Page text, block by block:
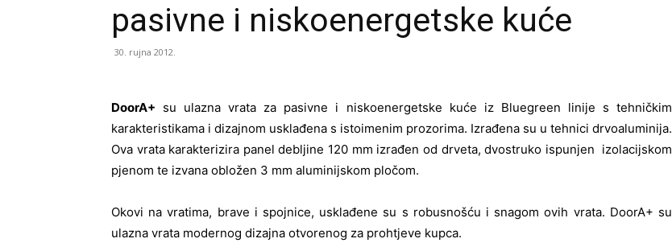
pasivne i niskoenergetske kuće
30. rujna 2012.
DoorA+ su ulazna vrata za pasivne i niskoenergetske kuće iz Bluegreen linije s tehničkim
karakteristikama i dizajnom usklađena s istoimenim prozorima. Izrađena su u tehnici drvoaluminija.
Ova vrata karakterizira panel debljine 120 mm izrađen od drveta, dvostruko ispunjen izolacijskom
pjenom te izvana obložen 3 mm aluminijskom pločom.
Okovi na vratima, brave i spojnice, usklađene su s robusnošću i snagom ovih vrata. DoorA+ su
ulazna vrata modernog dizajna otvorenog za prohtjeve kupca.